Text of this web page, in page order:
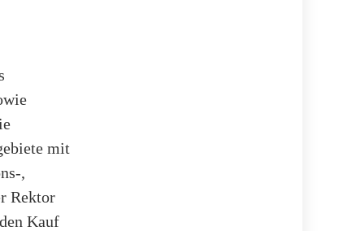
mit
,
Rektor
Kauf